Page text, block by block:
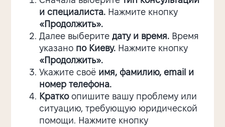
и специалиста. Нажмите кнопку
«Продолжить».
Далее выберитедату и время. Время
указано по Киеву. Нажмите кнопку
«Продолжить».
Укажите своё имя, фамилию, email и
номер телефона.
Краткоопишите вашу проблему или
ситуацию, требующую юридической
помощи. Нажмите кнопку